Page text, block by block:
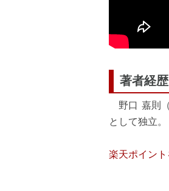
著者経歴
野口 嘉則
として独立
楽天ポイン